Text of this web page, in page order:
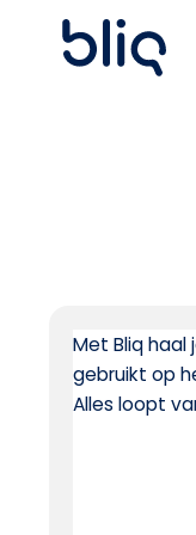
Met Bliq haal
gebruikt op
Alles loopt